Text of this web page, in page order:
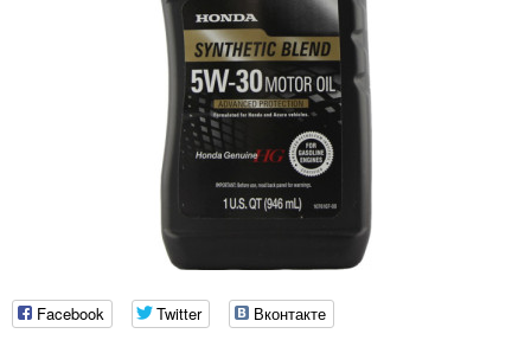
Facebook Twitter Вконтакте